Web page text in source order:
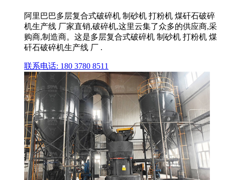
阿里巴巴多层复合式破碎机 制砂机 打粉机 煤矸石破碎
机生产线 厂家直销,破碎机,这里云集了众多的供应商,采
购商,制造商。这是多层复合式破碎机 制砂机 打粉机 煤
矸石破碎机生产线 厂 .
联系电话: 180 3780 8511